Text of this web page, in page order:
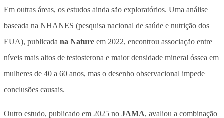
Em outras áreas, os estudos ainda são exploratórios. Uma análise
baseada na NHANES (pesquisa nacional de saúde e nutrição dos
EUA), publicada na Nature em 2022, encontrou associação entre
níveis mais altos de testosterona e maior densidade mineral óssea em
mulheres de 40 a 60 anos, mas o desenho observacional impede
conclusões causais.
Outro estudo, publicado em 2025 no JAMA, avaliou a combinação